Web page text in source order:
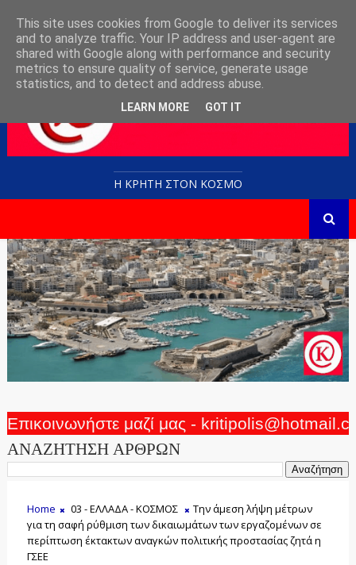
Η ΚΡΗΤΗ ΣΤΟN KOΣΜΟ
Επικοινωνήστε μαζί μας -
ΑΝΑΖΗΤΗΣΗ ΑΡΘΡΩΝ
Home 03 - ΕΛΛΑΔΑ - ΚΟΣΜΟΣ
Την άμεση λήψη μέτρων
για τη σαφή ρύθμιση των δικαιωμάτων των εργαζομένων σε
περίπτωση έκτακτων αναγκών πολιτικής προστασίας ζητά η
ΓΣΕΕ
This site uses cookies from Google to deliver its services
and to analyze traffic. Your IP address and user-agent are
shared with Google along with performance and security
metrics to ensure quality of service, generate usage
statistics, and to detect and address abuse.
LEARN MORE GOT IT